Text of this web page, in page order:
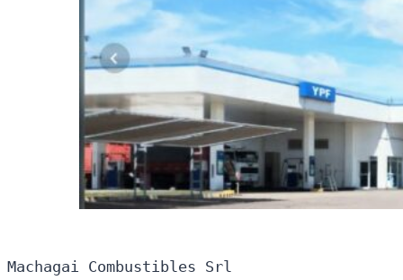
Machagai Combustibles Srl